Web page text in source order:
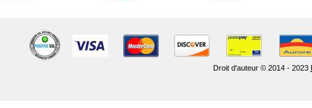
Droit d'auteur © 2014 - 2023